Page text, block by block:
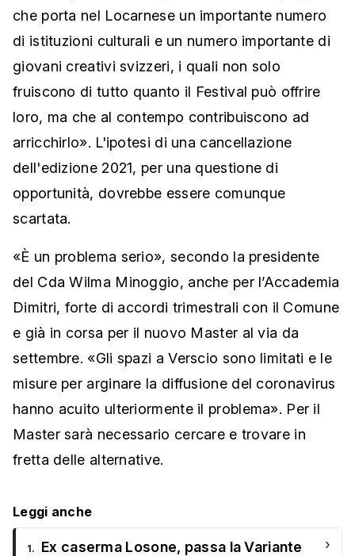
che porta nel Locarnese un importante numero
di istituzioni culturali e un numero importante di
giovani creativi svizzeri, i quali non solo
fruiscono di tutto quanto il Festival può offrire
loro, ma che al contempo contribuiscono ad
arricchirlo». L'ipotesi di una cancellazione
dell'edizione 2021, per una questione di
opportunità, dovrebbe essere comunque
scartata.
«È un problema serio», secondo la presidente
del Cda Wilma Minoggio, anche per l’Accademia
Dimitri, forte di accordi trimestrali con il Comune
e già in corsa per il nuovo Master al via da
settembre. «Gli spazi a Verscio sono limitati e le
misure per arginare la diffusione del coronavirus
hanno acuito ulteriormente il problema». Per il
Master sarà necessario cercare e trovare in
fretta delle alternative.
Leggi anche
1. Ex caserma Losone, passa la Variante ›